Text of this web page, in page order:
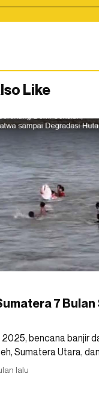
Like
7 Bulan
bencana banjir
Sumatera Utara,
lalu